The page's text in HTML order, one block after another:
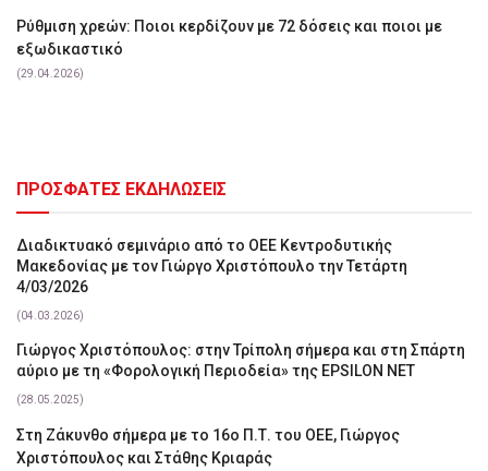
Ρύθμιση χρεών: Ποιοι κερδίζουν με 72 δόσεις και ποιοι με
εξωδικαστικό
(29.04.2026)
ΠΡΟΣΦΑΤΕΣ ΕΚΔΗΛΩΣΕΙΣ
Διαδικτυακό σεμινάριο από το ΟΕΕ Κεντροδυτικής
Μακεδονίας με τον Γιώργο Χριστόπουλο την Τετάρτη
4/03/2026
(04.03.2026)
Γιώργος Χριστόπουλος: στην Τρίπολη σήμερα και στη Σπάρτη
αύριο με τη «Φορολογική Περιοδεία» της EPSILON NET
(28.05.2025)
Στη Ζάκυνθο σήμερα με το 16ο Π.Τ. του ΟΕΕ, Γιώργος
Χριστόπουλος και Στάθης Κριαράς